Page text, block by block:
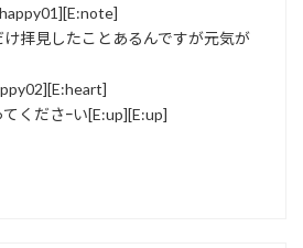
拝見したことあるんですが元気が
くださｰい[E:up][E:up]